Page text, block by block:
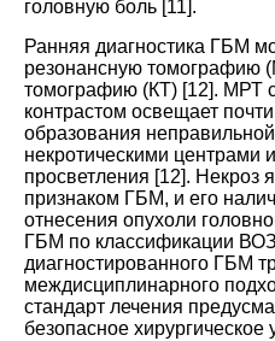
головную боль [11].
Ранняя диагностика ГБМ
резонансную томографию
томографию (КТ) [12]. МРТ
контрастом освещает
образования
некротическими центрами
просветления [12]. Некроз
признаком ГБМ, и его
отнесения опухоли
ГБМ по классификации ВОЗ
диагностированного ГБМ
междисциплинарного
стандарт лечения
безопасное хирургическое